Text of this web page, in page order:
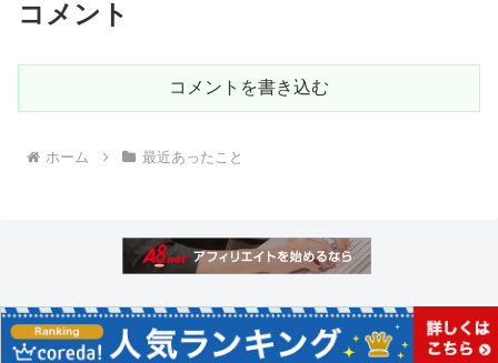
コメント
コメントを書き込む
ホーム 最近あったこと